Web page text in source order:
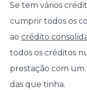
Se tem vários
cumprir todos os
ao crédito
todos os créditos
prestação com um
das que tinha.